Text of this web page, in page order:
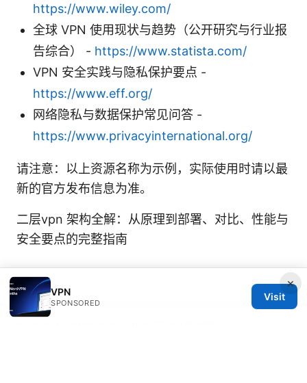
https://www.wiley.com/
全球 VPN 使用现状与趋势（公开研究与行业报
告综合） - https://www.statista.com/
VPN 安全实践与隐私保护要点 -
https://www.eff.org/
网络隐私与数据保护常见问答 -
https://www.privacyinternational.org/
请注意：以上资源名称为示例，实际使用时请以最
新的官方发布信息为准。
二层vpn 架构全解：从原理到部署、对比、性能与
安全要点的完整指南
×
VPN
SPONSORED
Visit